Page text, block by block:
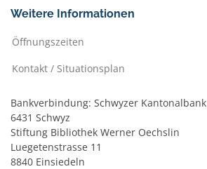
Weitere Informationen
Öffnungszeiten
Kontakt / Situationsplan
Bankverbindung: Schwyzer Kantonalbank
6431 Schwyz
Stiftung Bibliothek Werner Oechslin
Luegetenstrasse 11
8840 Einsiedeln